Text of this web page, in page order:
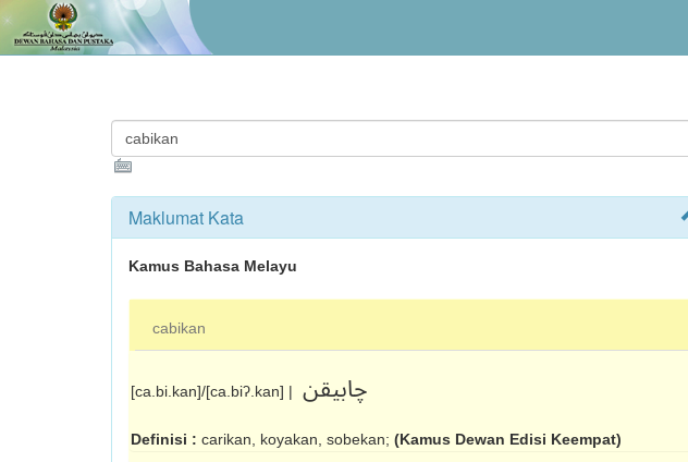
Maklumat Kata
Kamus Bahasa Melayu
cabikan
[ca.bi.kan]/[ca.biʔ.kan] | چابيقن
Definisi : carikan, koyakan, sobekan; (Kamus Dewan Edisi Keempat)